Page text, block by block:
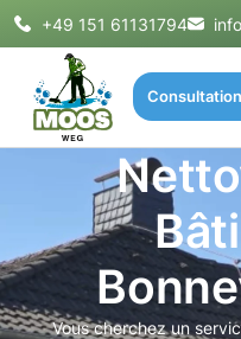
+49 151 61131794
Vous cherchez un